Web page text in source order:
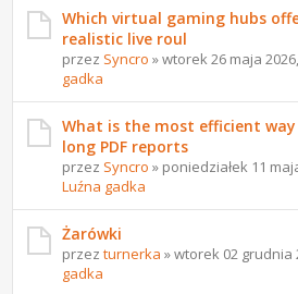
Which virtual gaming hubs
realistic live roul
przez Syncro » wtorek 26 maja
gadka
What is the most efficient
long PDF reports
przez Syncro » poniedziałek 11
Luźna gadka
Żarówki
przezturnerka » wtorek 02 grudnia
gadka